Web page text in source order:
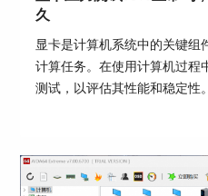
忙”、“错误”和“已中断连
接的IP地址；“未定”表
址；“正忙”表示该IP已
着；“错误”表示无法连
接”表示连接成功后断开
框，并且右下角的
色，如下图。
久
显卡是计算机系统中的关键组
计算任务。在使用计算机过程
测试，以评估其性能和稳定性
测试98%正常吗，显卡压力测